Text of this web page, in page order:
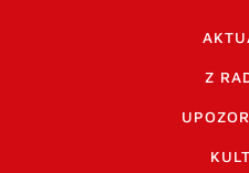
Z